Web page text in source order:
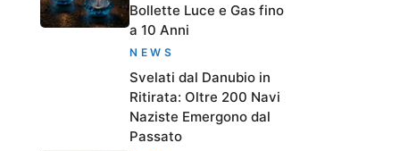
Bollette Luce e Gas fino
a 10 Anni
NEWS
Svelati dal Danubio in
Ritirata: Oltre 200 Navi
Naziste Emergono dal
Passato